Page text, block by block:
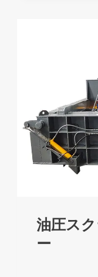
油圧ス
ー